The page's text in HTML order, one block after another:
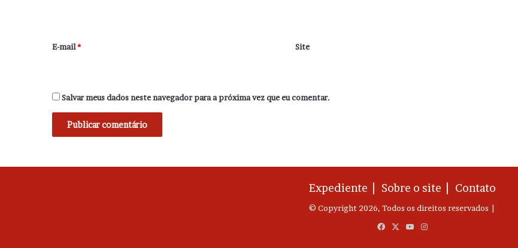
*
E-mail* Site
Salvar meus dados neste navegador para a próxima vez que eu comentar.
Expediente | Sobre o site | Contato
© Copyright 2026, Todos os direitos reservados |
FacebookYouTubeInstagram